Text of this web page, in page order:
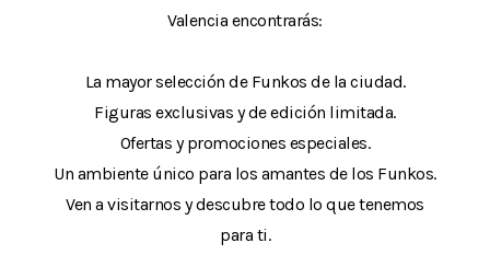
Valencia encontrarás:
La mayor selección de Funkos de la ciudad.
Figuras exclusivas y de edición limitada.
Ofertas y promociones especiales.
Un ambiente único para los amantes de los Funkos.
Ven a visitarnos y descubre todo lo que tenemos
para ti.